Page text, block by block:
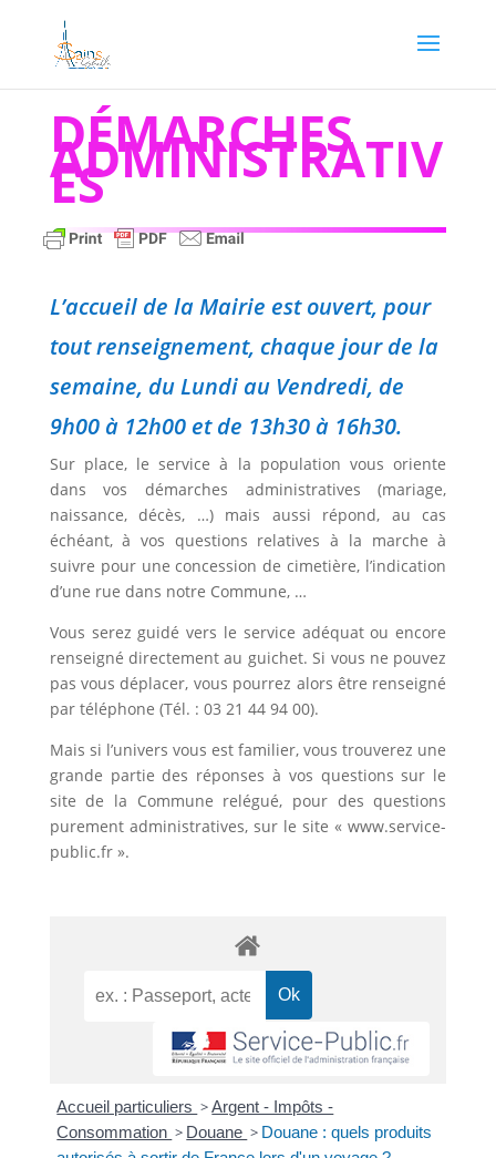
DÉMARCHES
ADMINISTRATIV
ES
L’accueil de la Mairie est ouvert, pour
tout renseignement, chaque jour de la
semaine, du Lundi au Vendredi, de
9h00 à 12h00 et de 13h30 à 16h30.
Sur place, le service à la population vous oriente
dans vos démarches administratives (mariage,
naissance, décès, …) mais aussi répond, au cas
échéant, à vos questions relatives à la marche à
suivre pour une concession de cimetière, l’indication
d’une rue dans notre Commune, …
Vous serez guidé vers le service adéquat ou encore
renseigné directement au guichet. Si vous ne pouvez
pas vous déplacer, vous pourrez alors être renseigné
par téléphone (Tél. : 03 21 44 94 00).
Mais si l’univers vous est familier, vous trouverez une
grande partie des réponses à vos questions sur le
site de la Commune relégué, pour des questions
purement administratives, sur le site « www.service-
public.fr ».
Accueil particuliers >Argent - Impôts -
Consommation > Douane > Douane : quels produits